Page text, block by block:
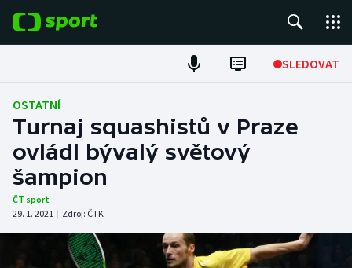
SLEDOVAT
Fotbal
Hokej
Tenis
Atletika
Cyklistika
OSTATNÍ
Turnaj squashistů v Praze
ovládl bývalý světový
šampion
ČT sport
29. 1. 2021 | Zdroj: ČTK